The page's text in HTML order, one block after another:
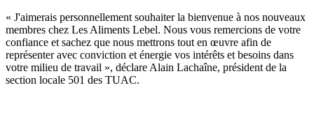
« J'aimerais personnellement souhaiter la bienvenue à nos nouveaux
membres chez Les Aliments Lebel. Nous vous remercions de votre
confiance et sachez que nous mettrons tout en œuvre afin de
représenter avec conviction et énergie vos intérêts et besoins dans
votre milieu de travail », déclare Alain Lachaîne, président de la
section locale 501 des TUAC.